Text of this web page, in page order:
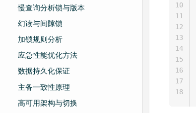
慢查询分析锁与版本
幻读与间隙锁
加锁规则分析
应急性能优化方法
数据持久化保证
主备一致性原理
高可用架构与切换
10
11
12
13
14
15
16
17
18